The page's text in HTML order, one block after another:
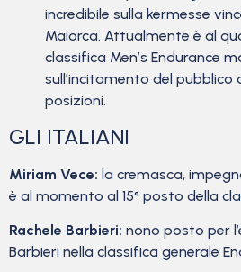
incredibile sulla kermesse
Maiorca. Attualmente è al
classifica Men’s Endurance
sull’incitamento del pubblico
posizioni.
GLI ITALIANI
Miriam Vece: la cremasca,
è al momento al 15° posto della
Rachele Barbieri: nono posto per
Barbieri nella classifica generale